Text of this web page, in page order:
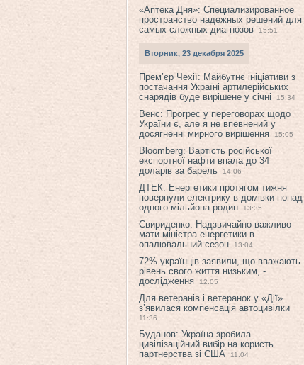
«Аптека Дня»: Специализированное
пространство надежных решений для
самых сложных диагнозов
15:51
Вторник, 23 декабря 2025
Прем’єр Чехії: Майбутнє ініціативи з
постачання Україні артилерійських
снарядів буде вирішене у січні
15:34
Венс: Прогрес у переговорах щодо
України є, але я не впевнений у
досягненні мирного вирішення
15:05
Bloomberg: Вартість російської
експортної нафти впала до 34
доларів за барель
14:06
ДТЕК: Енергетики протягом тижня
повернули електрику в домівки понад
одного мільйона родин
13:35
Свириденко: Надзвичайно важливо
мати міністра енергетики в
опалювальний сезон
13:04
72% українців заявили, що вважають
рівень свого життя низьким, -
дослідження
12:05
Для ветеранів і ветеранок у «Дії»
з’явилася компенсація автоцивілки
11:36
Буданов: Україна зробила
цивілізаційний вибір на користь
партнерства зі США
11:04